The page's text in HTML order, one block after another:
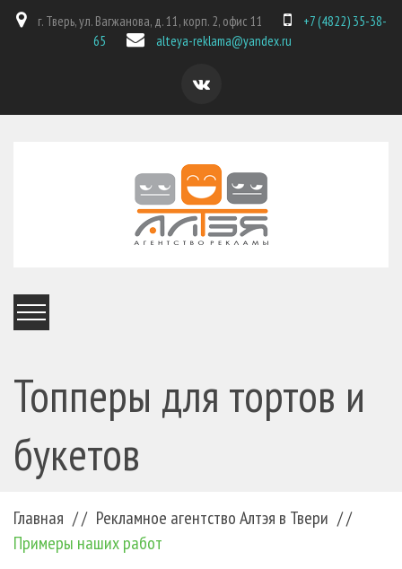
г. Тверь, ул. Вагжанова, д. 11, корп. 2, офис 11
+7 (4822) 35-38-
65
alteya-reklama@yandex.ru
Топперы для тортов и
букетов
Главная / / Рекламное агентство Алтэя в Твери / /
Примеры наших работ